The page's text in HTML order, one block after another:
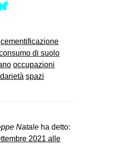
EUROPA
MONDO
in
tw
cementificazione
di suolo
occupazioni
spazi
Natale ha detto:
2021 alle